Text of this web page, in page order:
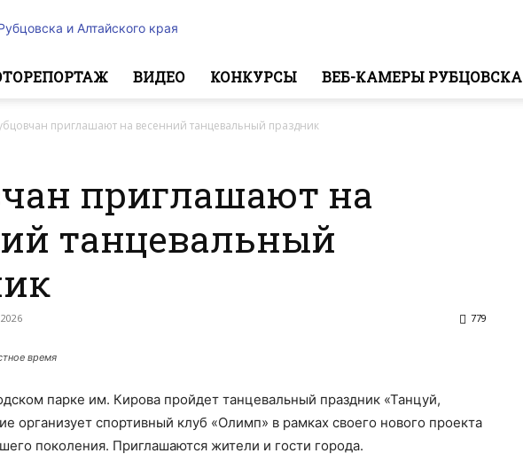
и Алтайского края
ВИДЕО КОНКУРСЫ ВЕБ-КАМЕРЫ РУБЦОВСКА
приглашают на весенний танцевальный праздник
приглашают на
танцевальный
779
время
парке им. Кирова пройдет танцевальный праздник «Танцуй,
организует спортивный клуб «Олимп» в рамках своего нового проекта
поколения. Приглашаются жители и гости города.